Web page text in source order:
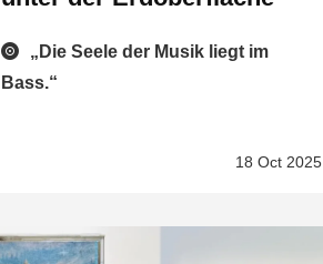
„Die Seele der Musik liegt im
Bass.“
18 Oct 2025